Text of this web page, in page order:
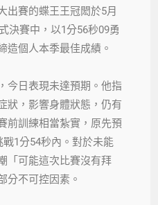
出賽的蝶王王冠閎於5月
決賽中，以1分56秒09勇
造個人本季最佳成績。
今日表現未達預期。他指
狀，影響身體狀態，仍有
前訓練相當紮實，原先預
1分54秒內。對於未能
「可能這次比賽沒有拜
分不可控因素。